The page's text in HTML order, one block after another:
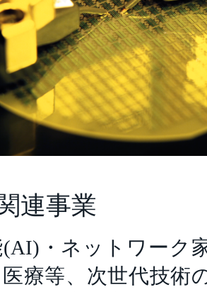
連事業
(AI)・ネットワーク
療等、次世代技術